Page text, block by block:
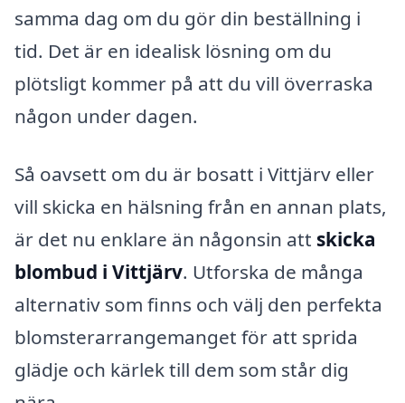
samma dag om du gör din beställning i
tid. Det är en idealisk lösning om du
plötsligt kommer på att du vill överraska
någon under dagen.
Så oavsett om du är bosatt i Vittjärv eller
vill skicka en hälsning från en annan plats,
är det nu enklare än någonsin att skicka
blombud i Vittjärv. Utforska de många
alternativ som finns och välj den perfekta
blomsterarrangemanget för att sprida
glädje och kärlek till dem som står dig